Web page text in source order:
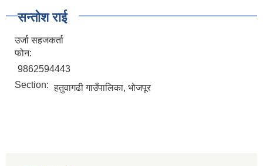
सन्तोश राई
उर्जा सहजकर्ता
फोन:
9862594443
Section: हतुवागढी गाउँपालिका, भोजपूर